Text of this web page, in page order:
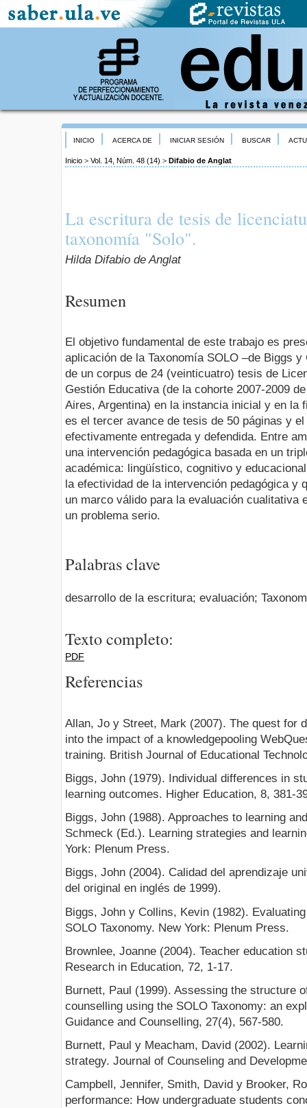
INICIO ACERCA DE INICIAR SESIÓN BUSCAR
Inicio > Vol. 14, Núm. 48 (14) > Difabio de Anglat
La escritura de tesis de
taxonomía "Solo".
Hilda Difabio de Anglat
Resumen
El objetivo fundamental de este trabajo es
aplicación de la Taxonomía SOLO –de Biggs
de un corpus de 24 (veinticuatro) tesis de
Gestión Educativa (de la cohorte 2007-2009
Aires, Argentina) en la instancia inicial y en la
es el tercer avance de tesis de 50 páginas y
efectivamente entregada y defendida. Entre
una intervención pedagógica basada en un
académica: lingüístico, cognitivo y
la efectividad de la intervención pedagógica y
un marco válido para la evaluación cualitativa
un problema serio.
Palabras clave
desarrollo de la escritura; evaluación;
Texto completo:
PDF
Referencias
Allan, Jo y Street, Mark (2007). The quest for
into the impact of a knowledgepooling
training. British Journal of Educational
Biggs, John (1979). Individual differences in
learning outcomes. Higher Education, 8, 381-
Biggs, John (1988). Approaches to learning
Schmeck (Ed.). Learning strategies and
York: Plenum Press.
Biggs, John (2004). Calidad del aprendizaje
del original en inglés de 1999).
Biggs, John y Collins, Kevin (1982).
SOLO Taxonomy. New York: Plenum Press.
Brownlee, Joanne (2004). Teacher education
Research in Education, 72, 1-17.
Burnett, Paul (1999). Assessing the structure
counselling using the SOLO Taxonomy: an
Guidance and Counselling, 27(4), 567-580.
Burnett, Paul y Meacham, David (2002).
strategy. Journal of Counseling and
Campbell, Jennifer, Smith, David y Brooker,
performance: How undergraduate students